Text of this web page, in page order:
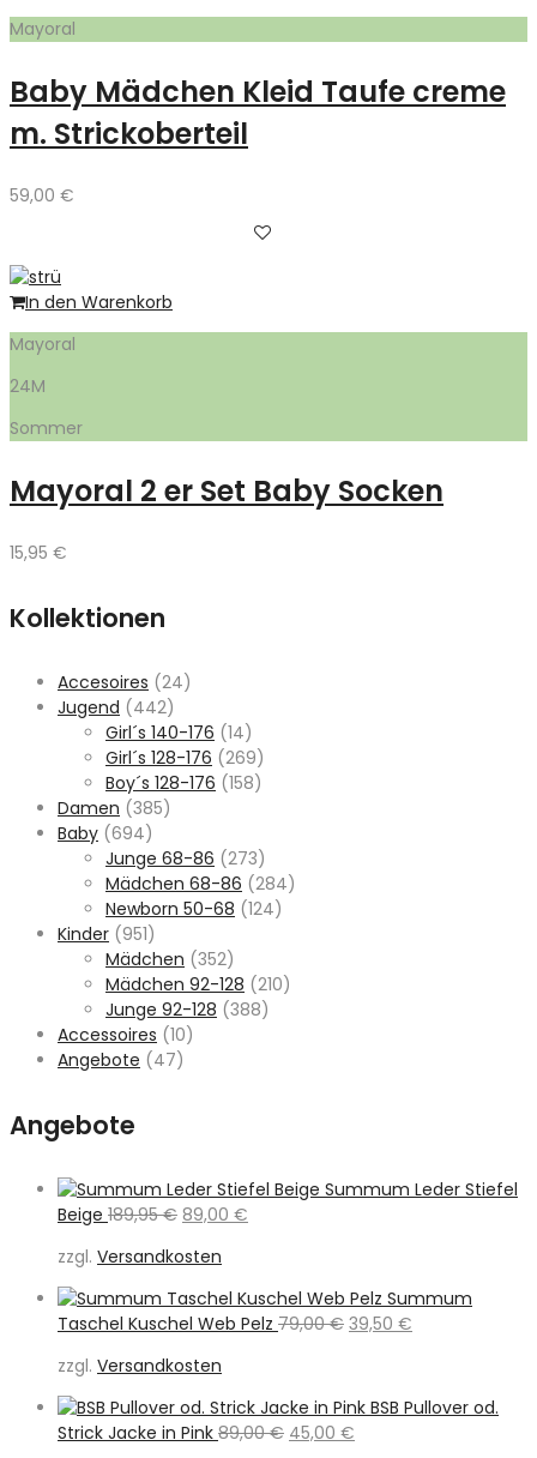
Mayoral
Baby Mädchen Kleid Taufe creme
m. Strickoberteil
59,00 €
In den Warenkorb
Mayoral
24M
Sommer
Mayoral 2 er Set Baby Socken
15,95 €
Kollektionen
Accesoires (24)
Jugend (442)
Girl´s 140-176 (14)
Girl´s 128-176 (269)
Boy´s 128-176 (158)
Damen (385)
Baby (694)
Junge 68-86 (273)
Mädchen 68-86 (284)
Newborn 50-68 (124)
Kinder (951)
Mädchen (352)
Mädchen 92-128 (210)
Junge 92-128 (388)
Accessoires (10)
Angebote (47)
Angebote
Summum Leder Stiefel
Beige 189,95€ Ursprünglicher
war:
189,95 €
89,00 €
89,00 €.
zzgl. Versandkosten
Summum
Taschel Kuschel Web Pelz 79,00€ Ursprünglicher
79,00 €
39,50 €
39,50 €.
zzgl. Versandkosten
BSB Pullover od.
Strick Jacke in Pink 89,00€ Ursprünglicher
45,00 €